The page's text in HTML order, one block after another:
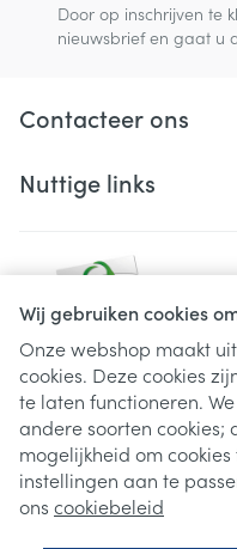
Wij gebruiken cookies
Onze webshop maakt
cookies. Deze cookies
te laten functioneren.
andere soorten
mogelijkheid om
instellingen aan te
ons cookiebeleid
Door op inschrijven te
nieuwsbrief en gaat u
Contacteer ons
Nuttige links
Juridische links